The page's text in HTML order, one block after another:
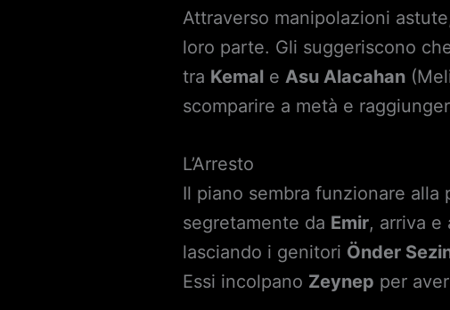
Attraverso manipolazioni
loro parte. Gli suggeriscono
tra Kemal eAsu Alacahan
scomparire a metà e
L’Arresto
Il piano sembra funzionare
segretamente da Emir, arriva e
lasciando i genitori Önder
Essi incolpano Zeynep per